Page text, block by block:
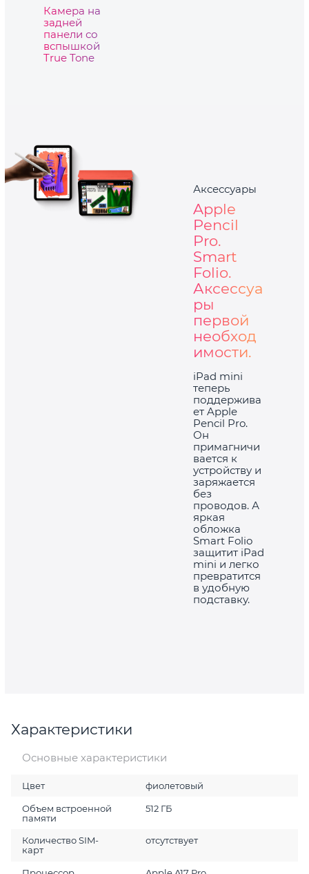
Камера на
задней
панели со
вспышкой
True Tone
Аксессуары
Apple
Pencil
Pro.
Smart
Folio.
Аксессуа
ры
первой
необход
имости.
iPad mini
теперь
поддержива
ет Apple
Pencil Pro.
Он
примагничи
вается к
устройству и
заряжается
без
проводов. А
яркая
обложка
Smart Folio
защитит iPad
mini и легко
превратится
в удобную
подставку.
Характеристики
Основные характеристики
Цвет фиолетовый
Объем встроенной
памяти
512 ГБ
Количество SIM-
карт
отсутствует